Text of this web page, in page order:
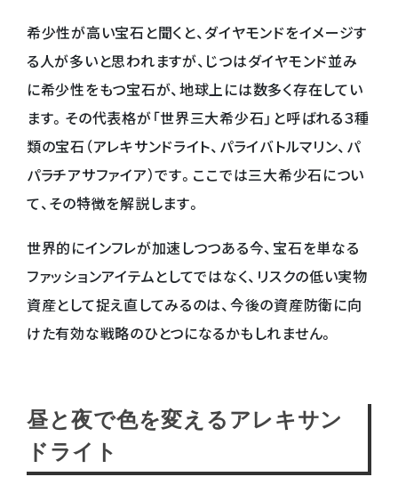
希少性が高い宝石と聞くと、ダイヤモンドをイメージす
る人が多いと思われますが、じつはダイヤモンド並み
に希少性をもつ宝石が、地球上には数多く存在してい
ます。その代表格が「世界三大希少石」と呼ばれる３種
類の宝石（アレキサンドライト、パライバトルマリン、パ
パラチアサファイア）です。ここでは三大希少石につい
て、その特徴を解説します。
世界的にインフレが加速しつつある今、宝石を単なる
ファッションアイテムとしてではなく、リスクの低い実物
資産として捉え直してみるのは、今後の資産防衛に向
けた有効な戦略のひとつになるかもしれません。
昼と夜で色を変えるアレキサン
ドライト